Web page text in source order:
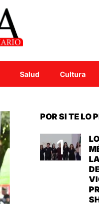
Salud Cultura
POR SI TE LO